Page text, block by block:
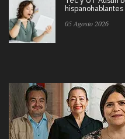
05 Agosto 2026